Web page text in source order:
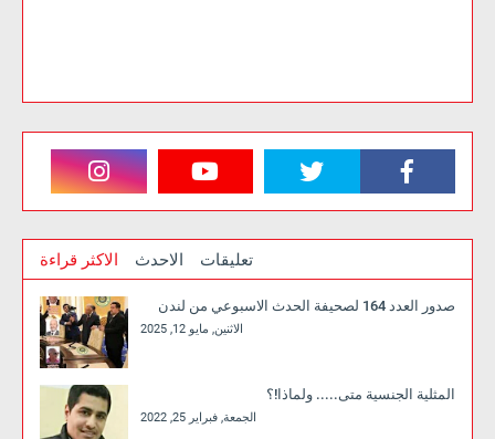
الاكثر قراءة الاحدث تعليقات
صدور العدد 164 لصحيفة الحدث الاسبوعي من لندن
الاثنين, مايو 12, 2025
المثلية الجنسية متى..... ولماذا!؟
الجمعة, فبراير 25, 2022